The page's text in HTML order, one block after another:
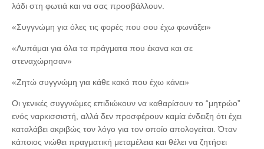
λάδι στη φωτιά και να σας προσβάλλουν.
«Συγγνώμη για όλες τις φορές που σου έχω φωνάξει»
«Λυπάμαι για όλα τα πράγματα που έκανα και σε
στεναχώρησαν»
«Ζητώ συγγνώμη για κάθε κακό που έχω κάνει»
Οι γενικές συγγνώμες επιδιώκουν να καθαρίσουν το “μητρώο”
ενός ναρκισσιστή, αλλά δεν προσφέρουν καμία ένδειξη ότι έχει
καταλάβει ακριβώς τον λόγο για τον οποίο απολογείται. Όταν
κάποιος νιώθει πραγματική μεταμέλεια και θέλει να ζητήσει